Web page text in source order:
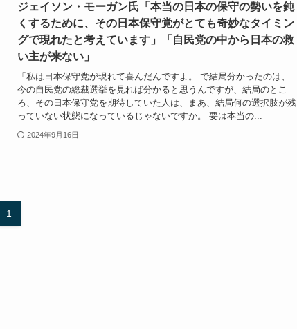
ジェイソン・モーガン氏「本当の日本の保守の勢いを鈍
くするために、その日本保守党がとても奇妙なタイミン
グで現れたと考えています」「自民党の中から日本の救
い主が来ない」
「私は日本保守党が現れて喜んだんですよ。 で結局分かったのは、
今の自民党の総裁選挙を見れば分かると思うんですが、結局のとこ
ろ、その日本保守党を期待していた人は、まあ、結局何の選択肢が残
っていない状態になっているじゃないですか。 要は本当の...
2024年9月16日
1